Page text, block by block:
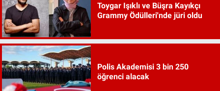
Toygar Işıklı ve Büşra Kayıkçı
Grammy Ödülleri'nde jüri oldu
Polis Akademisi 3 bin 250
öğrenci alacak